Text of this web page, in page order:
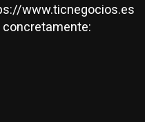
www.ticnegocios.es